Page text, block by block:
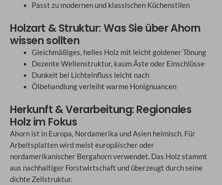
Passt zu modernen und klassischen Küchenstilen
Holzart & Struktur: Was Sie über Ahorn
wissen sollten
Gleichmäßiges, helles Holz mit leicht goldener Tönung
Dezente Wellenstruktur, kaum Äste oder Einschlüsse
Dunkelt bei Lichteinfluss leicht nach
Ölbehandlung verleiht warme Honignuancen
Herkunft & Verarbeitung: Regionales
Holz im Fokus
Ahorn ist in Europa, Nordamerika und Asien heimisch. Für
Arbeitsplatten wird meist europäischer oder
nordamerikanischer Bergahorn verwendet. Das Holz stammt
aus nachhaltiger Forstwirtschaft und überzeugt durch seine
dichte Zellstruktur.